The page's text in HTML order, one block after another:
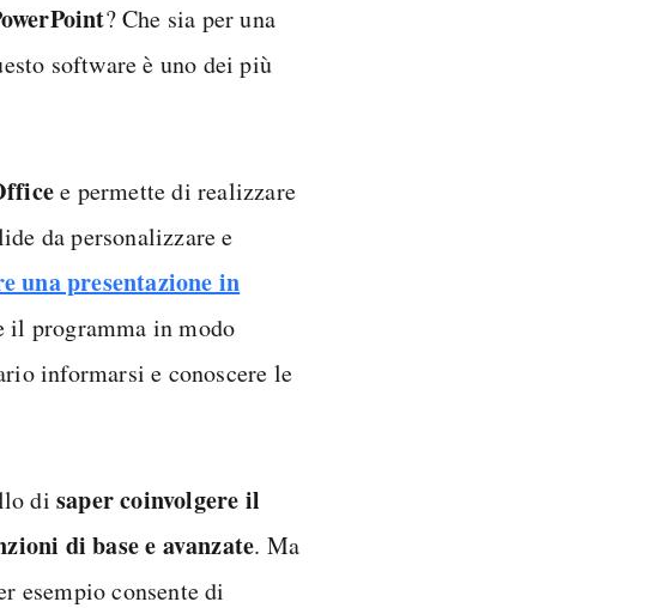
? Che sia per una
software è uno dei più
e permette di realizzare
da personalizzare e
una presentazione in
il programma in modo
informarsi e conoscere le
di saper coinvolgere il
di base e avanzate. Ma
esempio consente di